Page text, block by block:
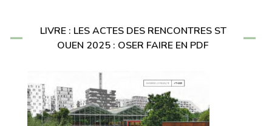
LIVRE : LES ACTES DES RENCONTRES ST
OUEN 2025 : OSER FAIRE EN PDF